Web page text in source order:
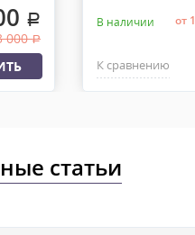
.
000.
В наличии от
К сравнению
статьи